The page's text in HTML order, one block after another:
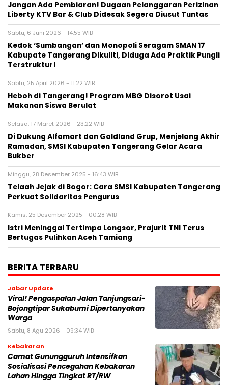
Jangan Ada Pembiaran! Dugaan Pelanggaran Perizinan
Liberty KTV Bar & Club Didesak Segera Diusut Tuntas
Sabtu, 6 Juni 2026 - 14:55 WIB
Kedok ‘Sumbangan’ dan Monopoli Seragam SMAN 17
Kabupate Tangerang Dikuliti, Diduga Ada Praktik Pungli
Terstruktur!
Sabtu, 25 April 2026 - 11:22 WIB
Heboh di Tangerang! Program MBG Disorot Usai
Makanan Siswa Berulat
Selasa, 17 Maret 2026 - 23:22 WIB
Di Dukung Alfamart dan Goldland Grup, Menjelang Akhir
Ramadan, SMSI Kabupaten Tangerang Gelar Acara
Bukber
Minggu, 28 Desember 2025 - 16:43 WIB
Telaah Jejak di Bogor: Cara SMSI Kabupaten Tangerang
Perkuat Solidaritas Pengurus
Kamis, 25 Desember 2025 - 00:28 WIB
Istri Meninggal Tertimpa Longsor, Prajurit TNI Terus
Bertugas Pulihkan Aceh Tamiang
BERITA TERBARU
Jabar Update
Viral! Pengaspalan Jalan Tanjungsari-
Bojongtipar Sukabumi Dipertanyakan
Warga
Sabtu, 8 Agu 2026 - 09:34 WIB
Kebakaran
‎‎Camat Gunungguruh Intensifkan
Sosialisasi Pencegahan Kebakaran
Lahan Hingga Tingkat RT/RW‎